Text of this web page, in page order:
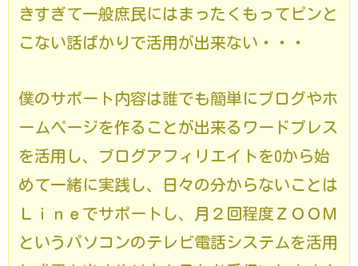
きすぎて一般庶民にはまったくもってピンと
こない話ばかりで活用が出来ない・・・
僕のサポート内容は誰でも簡単にブログやホ
ームページを作ることが出来るワードプレス
を活用し、ブログアフィリエイトを0から始
めて一緒に実践し、日々の分からないことは
Ｌｉｎｅでサポートし、月２回程度ＺＯＯＭ
というパソコンのテレビ電話システムを活用